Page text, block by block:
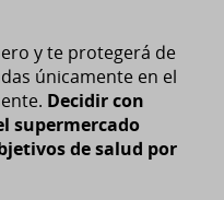
y te protegerá de
únicamente en el
Decidir con
supermercado
de salud por